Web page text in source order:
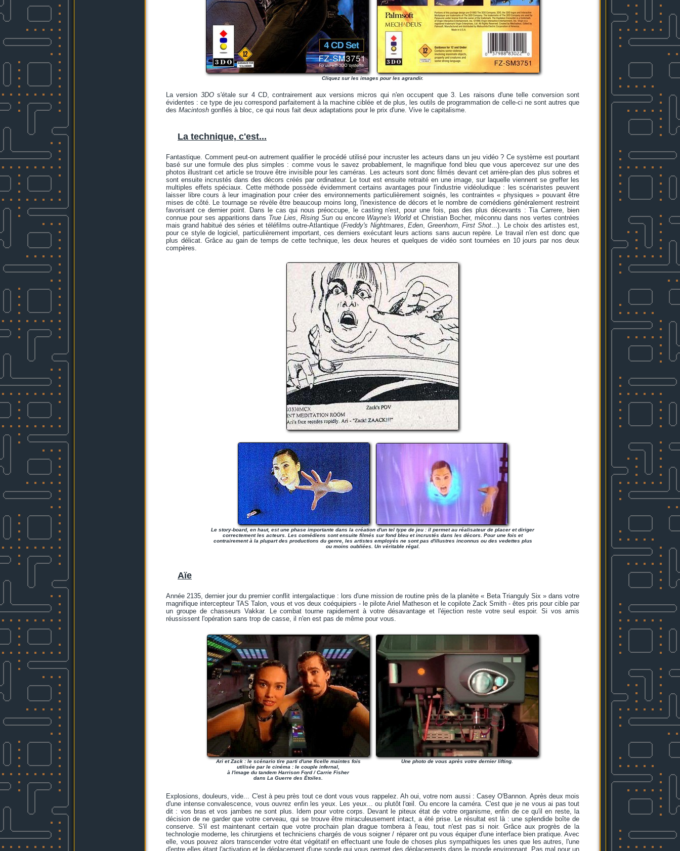
Cliquez sur les images pour les agrandir.
La version 3DOs'étale sur 4 CD, contrairement aux versions micros qui n'en occupent que 3. Les raisons d'une telle conversion sont
évidentes : ce type de jeu correspond parfaitement à la machine ciblée et de plus, les outils de programmation de celle-ci ne sont autres que
des Macintosh gonflés à bloc, ce qui nous fait deux adaptations pour le prix d'une. Vive le capitalisme.
La technique, c'est...
Fantastique. Comment peut-on autrement qualifier le procédé utilisé pour incruster les acteurs dans un jeu vidéo ? Ce système est pourtant
basé sur une formule des plus simples : comme vous le savez probablement, le magnifique fond bleu que vous apercevez sur une des
photos illustrant cet article se trouve être invisible pour les caméras. Les acteurs sont donc filmés devant cet arrière-plan des plus sobres et
sont ensuite incrustés dans des décors créés par ordinateur. Le tout est ensuite retraité en une image, sur laquelle viennent se greffer les
multiples effets spéciaux. Cette méthode possède évidemment certains avantages pour l'industrie vidéoludique : les scénaristes peuvent
laisser libre cours à leur imagination pour créer des environnements particulièrement soignés, les contraintes « physiques » pouvant être
mises de côté. Le tournage se révèle être beaucoup moins long, l'inexistence de décors et le nombre de comédiens généralement restreint
favorisant ce dernier point. Dans le cas qui nous préoccupe, le casting n'est, pour une fois, pas des plus décevants : Tia Carrere, bien
connue pour ses apparitions dans True Lies, Rising Sunou encore Wayne's Worldet Christian Bocher, méconnu dans nos vertes contrées
mais grand habitué des séries et téléfilms outre-Atlantique (Freddy's Nightmares,Eden, Greenhorn,First Shot...). Le choix des artistes est,
pour ce style de logiciel, particulièrement important, ces derniers exécutant leurs actions sans aucun repère. Le travail n'en est donc que
plus délicat. Grâce au gain de temps de cette technique, les deux heures et quelques de vidéo sont tournées en 10 jours par nos deux
compères.
Le story-board, en haut, est une phase importante dans la création d'un tel type de jeu : il permet au réalisateur de placer et diriger
correctement les acteurs. Les comédiens sont ensuite filmés sur fond bleu et incrustés dans les décors. Pour une fois et
contrairement à la plupart des productions du genre, les artistes employés ne sont pas d'illustres inconnus ou des vedettes plus
ou moins oubliées. Un véritable régal.
Aïe
Année 2135, dernier jour du premier conflit intergalactique : lors d'une mission de routine près de la planète « Beta Trianguly Six » dans votre
magnifique intercepteur TAS Talon, vous et vos deux coéquipiers - le pilote Ariel Matheson et le copilote Zack Smith - êtes pris pour cible par
un groupe de chasseurs Vakkar. Le combat tourne rapidement à votre désavantage et l'éjection reste votre seul espoir. Si vos amis
réussissent l'opération sans trop de casse, il n'en est pas de même pour vous.
Ari et Zack : le scénario tire parti d'une ficelle maintes fois
utilisée par le cinéma : le couple infernal,
à l'image du tandem Harrison Ford / Carrie Fisher
dans La Guerre des Étoiles.
Une photo de vous après votre dernier lifting.
Explosions, douleurs, vide... C'est à peu près tout ce dont vous vous rappelez. Ah oui, votre nom aussi : Casey O'Bannon. Après deux mois
d'une intense convalescence, vous ouvrez enfin les yeux. Les yeux... ou plutôt l'œil. Ou encore la caméra. C'est que je ne vous ai pas tout
dit : vos bras et vos jambes ne sont plus. Idem pour votre corps. Devant le piteux état de votre organisme, enfin de ce qu'il en reste, la
décision de ne garder que votre cerveau, qui se trouve être miraculeusement intact, a été prise. Le résultat est là : une splendide boîte de
conserve. S'il est maintenant certain que votre prochain plan drague tombera à l'eau, tout n'est pas si noir. Grâce aux progrès de la
technologie moderne, les chirurgiens et techniciens chargés de vous soigner / réparer ont pu vous équiper d'une interface bien pratique. Avec
elle, vous pouvez alors transcender votre état végétatif en effectuant une foule de choses plus sympathiques les unes que les autres, l'une
d'entre elles étant l'activation et le déplacement d'une sonde qui vous permet des déplacements dans le monde environnant. Pas mal pour un